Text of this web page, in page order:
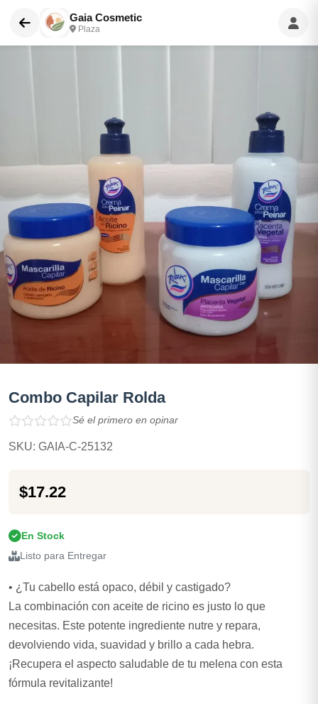
Gaia Cosmetic
Plaza
Combo Capilar Rolda
Sé el primero en opinar
SKU: GAIA-C-25132
$17.22
En Stock
Listo para Entregar
• ¿Tu cabello está opaco, débil y castigado?
La combinación con aceite de ricino es justo lo que
necesitas. Este potente ingrediente nutre y repara,
devolviendo vida, suavidad y brillo a cada hebra.
¡Recupera el aspecto saludable de tu melena con esta
fórmula revitalizante!